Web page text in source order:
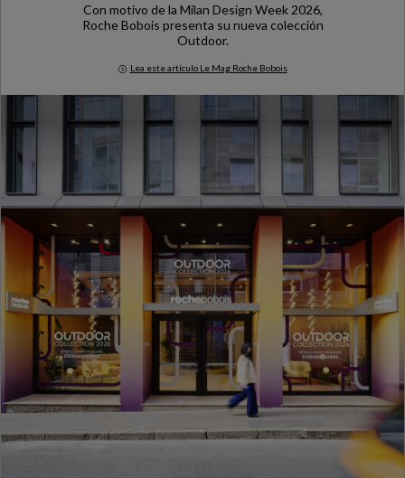
Con motivo de la Milan Design Week 2026,
Roche Bobois presenta su nueva colección
Outdoor.
Lea este artículo Le Mag Roche Bobois
Milan Design Week 2026